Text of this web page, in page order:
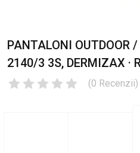
PANTALONI OUTDOOR
2140/3 3S, DERMIZAX ·
(0 Recenzii)